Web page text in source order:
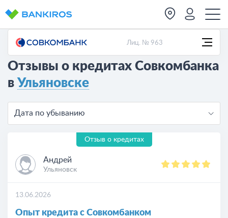
Лиц. № 963
Отзывы о кредитах Совкомбанка
в Ульяновске
Дата по убыванию
Отзыв о кредитах
Андрей
Ульяновск
13.06.2026
Опыт кредита с Совкомбанком